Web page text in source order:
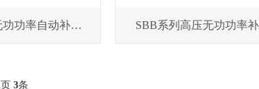
SPGJ系列低压无功功率自动补偿柜 SBB系列高压无功功率
页 3条